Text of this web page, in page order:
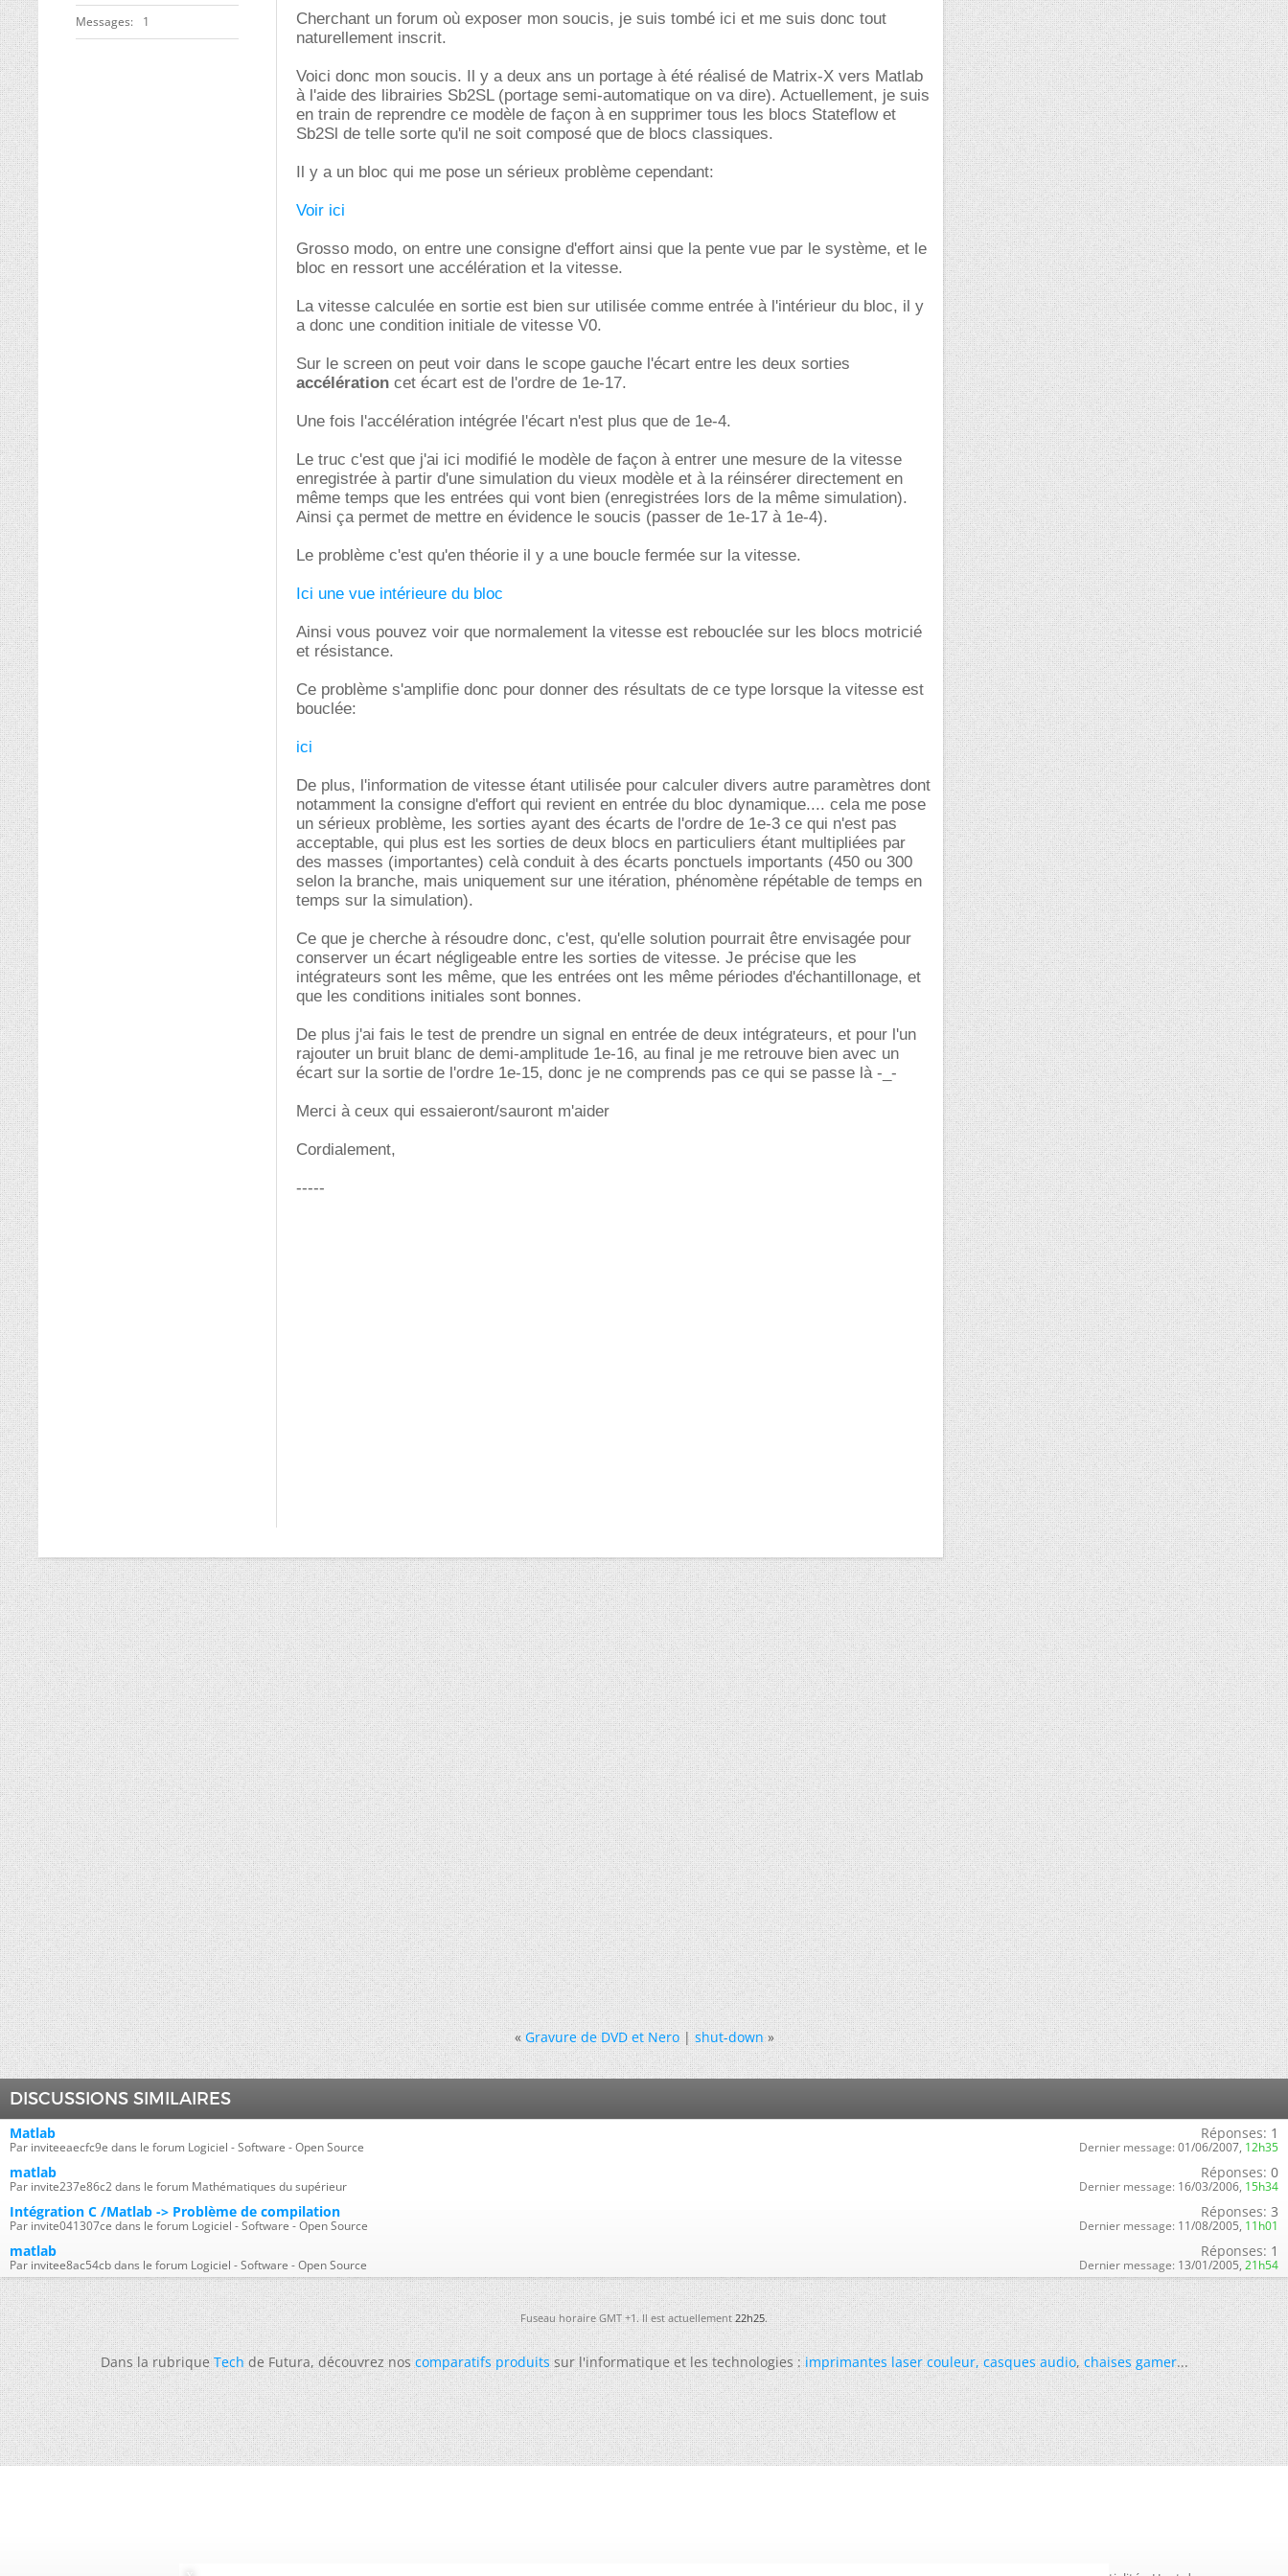
Messages 1
Cherchant un forum où exposer mon soucis, je suis tombé ici et me suis donc tout
naturellement inscrit.
Voici donc mon soucis. Il y a deux ans un portage à été réalisé de Matrix-X vers Matlab
à l'aide des librairies Sb2SL (portage semi-automatique on va dire). Actuellement, je suis
en train de reprendre ce modèle de façon à en supprimer tous les blocs Stateflow et
Sb2Sl de telle sorte qu'il ne soit composé que de blocs classiques.
Il y a un bloc qui me pose un sérieux problème cependant:
Voir ici
Grosso modo, on entre une consigne d'effort ainsi que la pente vue par le système, et le
bloc en ressort une accélération et la vitesse.
La vitesse calculée en sortie est bien sur utilisée comme entrée à l'intérieur du bloc, il y
a donc une condition initiale de vitesse V0.
Sur le screen on peut voir dans le scope gauche l'écart entre les deux sorties
accélération cet écart est de l'ordre de 1e-17.
Une fois l'accélération intégrée l'écart n'est plus que de 1e-4.
Le truc c'est que j'ai ici modifié le modèle de façon à entrer une mesure de la vitesse
enregistrée à partir d'une simulation du vieux modèle et à la réinsérer directement en
même temps que les entrées qui vont bien (enregistrées lors de la même simulation).
Ainsi ça permet de mettre en évidence le soucis (passer de 1e-17 à 1e-4).
Le problème c'est qu'en théorie il y a une boucle fermée sur la vitesse.
Ici une vue intérieure du bloc
Ainsi vous pouvez voir que normalement la vitesse est rebouclée sur les blocs motricié
et résistance.
Ce problème s'amplifie donc pour donner des résultats de ce type lorsque la vitesse est
bouclée:
ici
De plus, l'information de vitesse étant utilisée pour calculer divers autre paramètres dont
notamment la consigne d'effort qui revient en entrée du bloc dynamique.... cela me pose
un sérieux problème, les sorties ayant des écarts de l'ordre de 1e-3 ce qui n'est pas
acceptable, qui plus est les sorties de deux blocs en particuliers étant multipliées par
des masses (importantes) celà conduit à des écarts ponctuels importants (450 ou 300
selon la branche, mais uniquement sur une itération, phénomène répétable de temps en
temps sur la simulation).
Ce que je cherche à résoudre donc, c'est, qu'elle solution pourrait être envisagée pour
conserver un écart négligeable entre les sorties de vitesse. Je précise que les
intégrateurs sont les même, que les entrées ont les même périodes d'échantillonage, et
que les conditions initiales sont bonnes.
De plus j'ai fais le test de prendre un signal en entrée de deux intégrateurs, et pour l'un
rajouter un bruit blanc de demi-amplitude 1e-16, au final je me retrouve bien avec un
écart sur la sortie de l'ordre 1e-15, donc je ne comprends pas ce qui se passe là -_-
Merci à ceux qui essaieront/sauront m'aider
Cordialement,
-----
« Gravure de DVD et Nero|shut-down »
DISCUSSIONS SIMILAIRES
Matlab
Par inviteeaecfc9e dans le forum Logiciel - Software - Open Source
Réponses: 1
Dernier message: 01/06/2007, 12h35
matlab
Par invite237e86c2 dans le forum Mathématiques du supérieur
Réponses: 0
Dernier message: 16/03/2006, 15h34
Intégration C /Matlab -> Problème de compilation
Par invite041307ce dans le forum Logiciel - Software - Open Source
Réponses: 3
Dernier message: 11/08/2005, 11h01
matlab
Par invitee8ac54cb dans le forum Logiciel - Software - Open Source
Réponses: 1
Dernier message: 13/01/2005, 21h54
Fuseau horaire GMT +1. Il est actuellement22h25.
Dans la rubriqueTechde Futura, découvrez noscomparatifs produitssur l'informatique et les technologies :imprimantes laser couleur,casques audio,chaises gamer...